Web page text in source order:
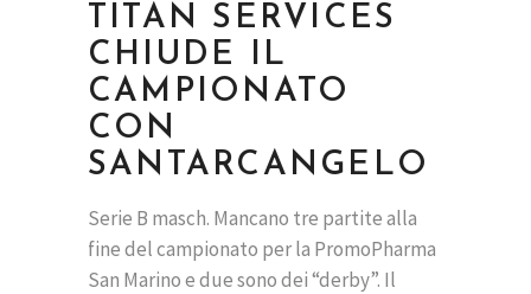
TITAN SERVICES
CHIUDE IL
CAMPIONATO
CON
SANTARCANGELO
Serie B masch. Mancano tre partite alla
fine del campionato per la PromoPharma
San Marino e due sono dei “derby”. Il